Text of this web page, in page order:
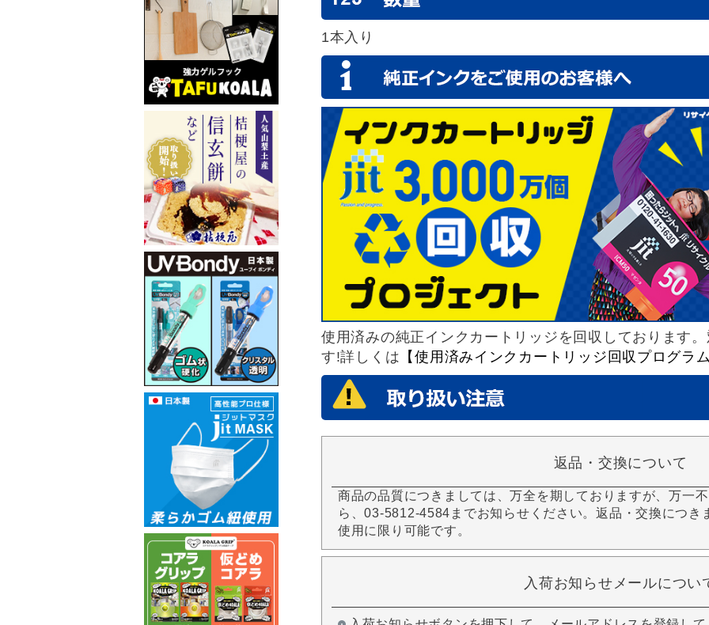
1本入り
使用済みの純正インクカートリッジを回収しております
す!詳しくは 【使用済みインクカートリッジ回収プログラ
返品・交換について
商品の品質につきましては、万全を期しておりますが、万一
ら、03-5812-4584までお知らせください。返品・交換につき
使用に限り可能です。
入荷お知らせメールについ